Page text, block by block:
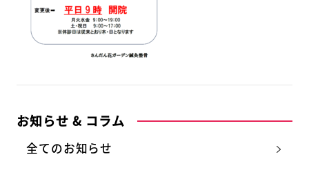
お知らせ & コラム
全てのお知らせ